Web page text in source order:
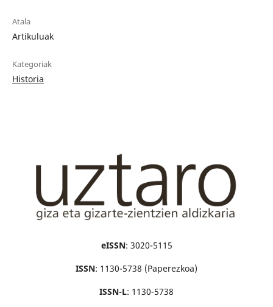
Atala
Artikuluak
Kategoriak
Historia
eISSN: 3020-5115
ISSN: 1130-5738 (Paperezkoa)
ISSN-L: 1130-5738